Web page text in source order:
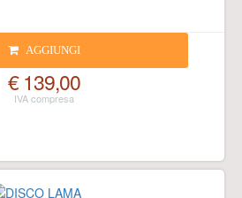
AGGIUNGI
€ 139,00